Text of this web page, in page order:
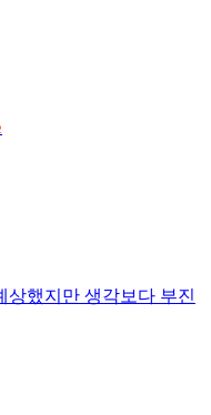
상했지만 생각보다 부진